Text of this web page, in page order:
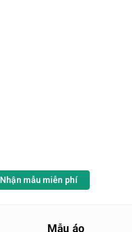
Nhận mẫu miễn phí
Mẫu áo